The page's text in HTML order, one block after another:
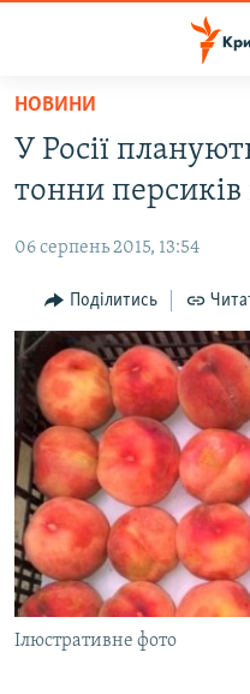
Перейти
основного
матеріалу
до
навігації
Перейти
до
пошуку
ВІДЕО ТА ФОТО
ПОЛІТИКА
БЛОГИ
ПОГЛЯД
ІНТЕРВ'Ю
ВСЕ ЗА ДЕНЬ
СПЕЦПРОЕКТИ
ДЕПОРТАЦІЯ
ВІДЕОУРОКИ «ELIFBE»
СВІДЧЕННЯ ОКУПАЦІЇ
УКРАЇНСЬКА ПРОБЛЕМА
ЯК ОБІЙТИ
Русский
Qırımtatar
НОВИНИ
У Росії
тонни персиків
06 серпень 2015, 13:54
Поділитись
Ілюстративне фото